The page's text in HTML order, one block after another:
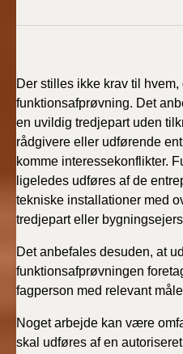
Der stilles ikke krav til hvem,
funktionsafprøvning. Det
en uvildig tredjepart uden
rådgivere eller udførende
komme interessekonflikter.
ligeledes udføres af de
tekniske installationer med
tredjepart eller
Det anbefales desuden, at
funktionsafprøvningen
fagperson med relevant
Noget arbejde kan være
skal udføres af en